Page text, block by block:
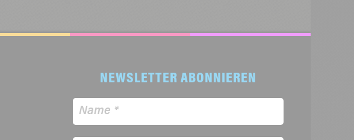
NEWSLETTER ABONNIEREN